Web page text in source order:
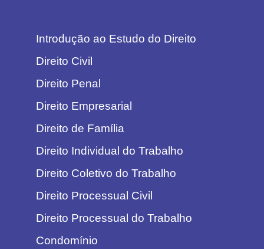
Introdução ao Estudo do Direito
Direito Civil
Direito Penal
Direito Empresarial
Direito de Família
Direito Individual do Trabalho
Direito Coletivo do Trabalho
Direito Processual Civil
Direito Processual do Trabalho
Condomínio